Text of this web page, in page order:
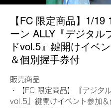
【FC 限定商品】1/19
ーン ALLY『デジタル
ドvol.5』鍵開けイベ
＆個別握手券付
販売商品
・【FC 限定商品】『デジタ
vol.5』鍵開けイベント参加＆